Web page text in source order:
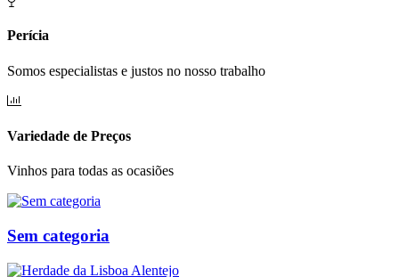
Perícia
Somos especialistas e justos no nosso trabalho
Variedade de Preços
Vinhos para todas as ocasiões
Sem categoria